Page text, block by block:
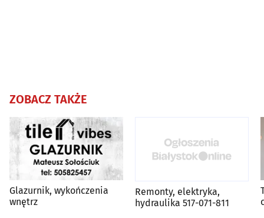
ZOBACZ TAKŻE
Glazurnik, wykończenia
wnętrz
Remonty, elektryka,
hydraulika 517-071-811